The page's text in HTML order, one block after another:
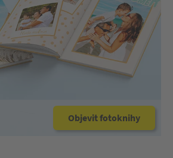
Objevit fotoknihy